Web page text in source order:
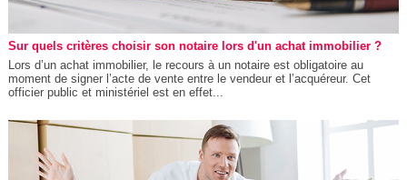
Sur quels critères choisir son notaire lors d'un achat immobilier ?
Lors d’un achat immobilier, le recours à un notaire est obligatoire au
moment de signer l’acte de vente entre le vendeur et l’acquéreur. Cet
officier public et ministériel est en effet...